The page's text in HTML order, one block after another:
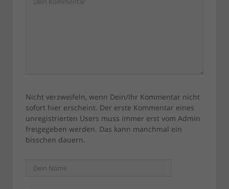
Nicht verzweifeln, wenn Dein/Ihr Kommentar nicht
sofort hier erscheint. Der erste Kommentar eines
unregistrierten Users muss immer erst vom Admin
freigegeben werden. Das kann manchmal ein
bisschen dauern.